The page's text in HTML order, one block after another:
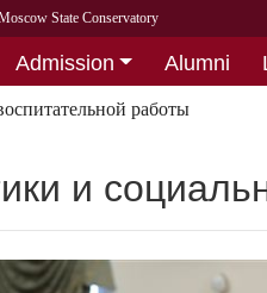
State Conservatory
Admission Alumni
работы
и